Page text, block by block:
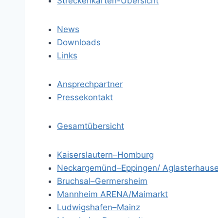
News
Downloads
Links
Ansprechpartner
Pressekontakt
Gesamtübersicht
Kaiserslautern–Homburg
Neckargemünd–Eppingen/
Bruchsal–Germersheim
Mannheim ARENA/Maimarkt
Ludwigshafen–Mainz